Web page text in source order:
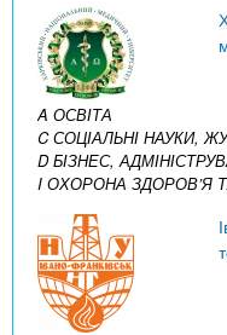
A ОСВІТА
C СОЦІАЛЬНІ НАУКИ,
D БІЗНЕС,
I ОХОРОНА ЗДОРОВ’Я